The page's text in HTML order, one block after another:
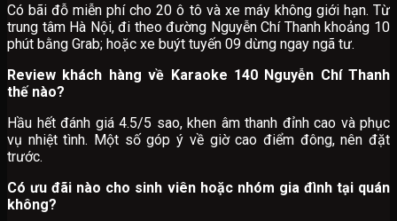
Có bãi đỗ miễn phí cho 20 ô tô và xe máy không giới hạn. Từ
trung tâm Hà Nội, đi theo đường Nguyễn Chí Thanh khoảng 10
phút bằng Grab; hoặc xe buýt tuyến 09 dừng ngay ngã tư.
Review khách hàng về Karaoke 140 Nguyễn Chí Thanh
thế nào?
Hầu hết đánh giá 4.5/5 sao, khen âm thanh đỉnh cao và phục
vụ nhiệt tình. Một số góp ý về giờ cao điểm đông, nên đặt
trước.
Có ưu đãi nào cho sinh viên hoặc nhóm gia đình tại quán
không?